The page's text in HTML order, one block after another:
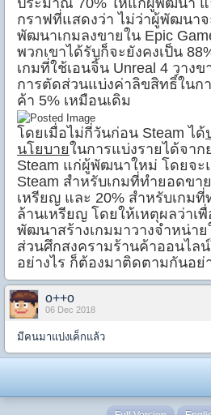
ประมาณ 70% ให้แก่ผู้พัฒนา
กราฟที่แสดงว่า ไม่ว่าผู้พัฒนาจ
พัฒนาเกมลงขายใน Epic
พวกเขาได้รับก็จะยังคงเป็น
เกมที่ใช้เอนจิ้น Unreal 4 วาง
การตัดส่วนแบ่งค่าลิขสิทธิ์ในกา
ค้า 5% เหมือนเดิม
โดยเมื่อไม่กี่วันก่อน Steam ได้
นโยบายในการแบ่งรายได้จา
Steam แก่ผู้พัฒนาใหม่ โดยจะ
Steam สำหรับเกมที่ทำยอดขา
เหรียญ และ 20% สำหรับเกม
ล้านเหรียญ โดยให้เหตุผลว่าเ
พัฒนาสร้างเกมมาวางจำหน่าย
ส่วนศึกสงครามร้านค้าออนไล
อย่างไร ก็ต้องมาติดตามกันอย่
o++o
06 Dec 2018
มีคนมาแบ่งเค็กแล้ว